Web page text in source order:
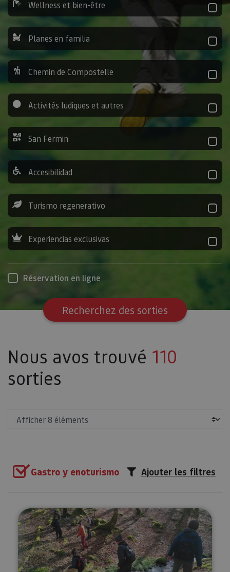
Wellness et bien-être
Planes en familia
Chemin de Compostelle
Activités ludiques et autres
San Fermin
Accesibilidad
Turismo regenerativo
Experiencias exclusivas
Réservation en ligne
Recherchez des sorties
Nous avos trouvé 110
sorties
Gastro y enoturismo Ajouter les filtres
Collecte de champignons à